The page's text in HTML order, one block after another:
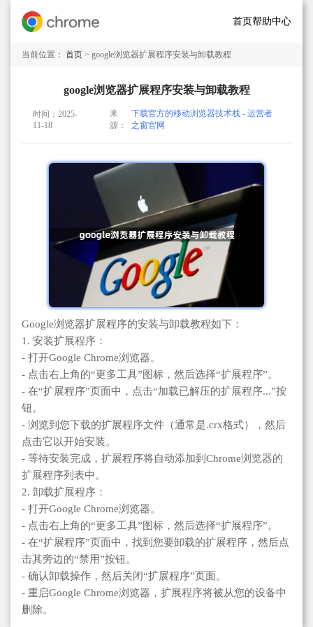
首页帮助中心
当前位置： 首页 > google浏览器扩展程序安装与卸载教程
google浏览器扩展程序安装与卸载教程
时间：2025-
11-18
来
源：
下载官方的移动浏览器技术栈 - 运营者
之窗官网
Google浏览器扩展程序的安装与卸载教程如下：
1. 安装扩展程序：
- 打开Google Chrome浏览器。
- 点击右上角的“更多工具”图标，然后选择“扩展程序”。
- 在“扩展程序”页面中，点击“加载已解压的扩展程序...”按
钮。
- 浏览到您下载的扩展程序文件（通常是.crx格式），然后
点击它以开始安装。
- 等待安装完成，扩展程序将自动添加到Chrome浏览器的
扩展程序列表中。
2. 卸载扩展程序：
- 打开Google Chrome浏览器。
- 点击右上角的“更多工具”图标，然后选择“扩展程序”。
- 在“扩展程序”页面中，找到您要卸载的扩展程序，然后点
击其旁边的“禁用”按钮。
- 确认卸载操作，然后关闭“扩展程序”页面。
- 重启Google Chrome浏览器，扩展程序将被从您的设备中
删除。